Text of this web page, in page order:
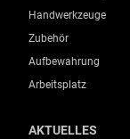
Handwerkzeuge
Zubehör
Aufbewahrung
Arbeitsplatz
AKTUELLES